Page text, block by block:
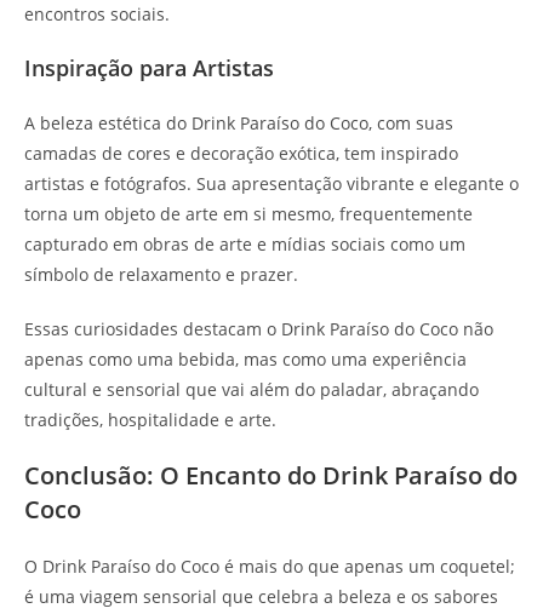
encontros sociais.
Inspiração para Artistas
A beleza estética do Drink Paraíso do Coco, com suas
camadas de cores e decoração exótica, tem inspirado
artistas e fotógrafos. Sua apresentação vibrante e elegante o
torna um objeto de arte em si mesmo, frequentemente
capturado em obras de arte e mídias sociais como um
símbolo de relaxamento e prazer.
Essas curiosidades destacam o Drink Paraíso do Coco não
apenas como uma bebida, mas como uma experiência
cultural e sensorial que vai além do paladar, abraçando
tradições, hospitalidade e arte.
Conclusão: O Encanto do Drink Paraíso do
Coco
O Drink Paraíso do Coco é mais do que apenas um coquetel;
é uma viagem sensorial que celebra a beleza e os sabores